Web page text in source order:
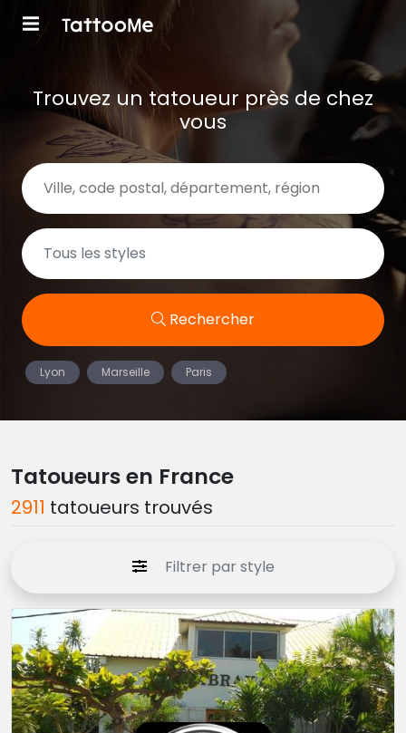
Trouvez un tatoueur près de chez
vous
Rechercher
Lyon Marseille Paris
Tatoueurs en France
2911 tatoueurs trouvés
Filtrer par style